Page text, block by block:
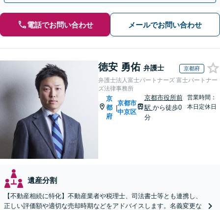
電話でお問い合わせ メールでお問い合わせ
徳安 勇佑 弁護士 京都府
弁護士法人富士パートナーズ 富士パートナー
ズ法律事務所
京
都
府
|
京都市
中京区
京都市役所前
駅 から徒歩0
分
営業時間：
本日定休日
遺産分割
【不動産相続に特化】不動産業者や税理士、司法書士等とも連携し、
正しい評価額や適切な売却時期などをアドバイスします。名義変更な